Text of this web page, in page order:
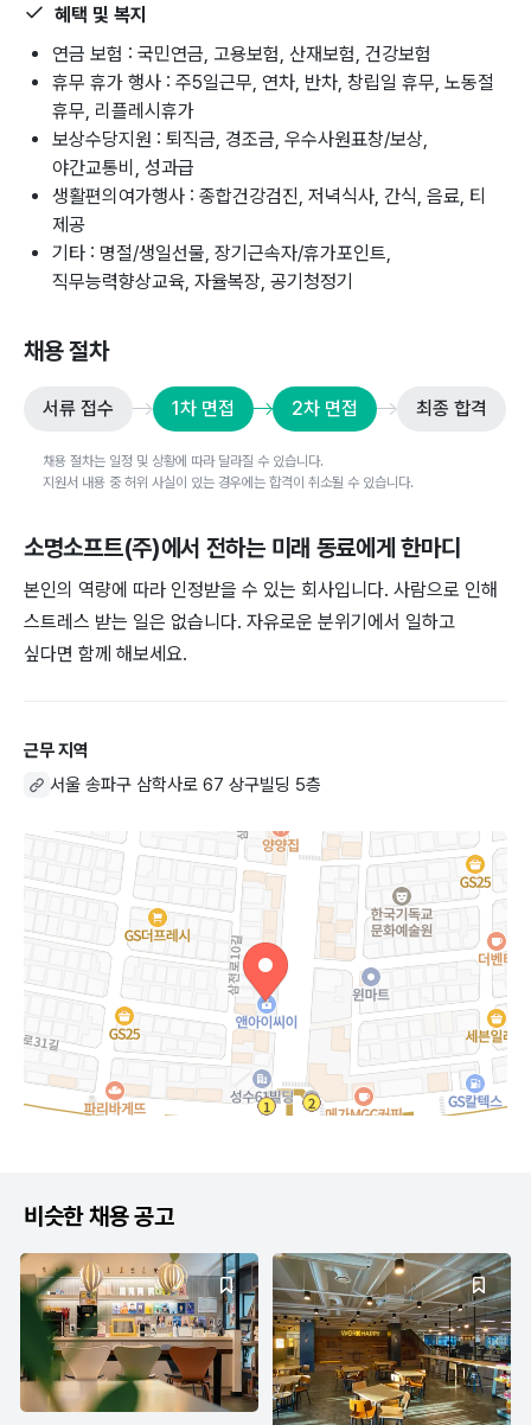
혜택 및 복지
연금 보험 : 국민연금, 고용보험, 산재보험, 건강보험
휴무 휴가 행사 : 주5일근무, 연차, 반차, 창립일 휴무, 노동절
휴무, 리플레시휴가
보상수당지원 : 퇴직금, 경조금, 우수사원표창/보상,
야간교통비, 성과급
생활편의여가행사 : 종합건강검진, 저녁식사, 간식, 음료, 티
제공
기타 : 명절/생일선물, 장기근속자/휴가포인트,
직무능력향상교육, 자율복장, 공기청정기
채용 절차
서류 접수 1차 면접 2차 면접 최종 합격
채용 절차는 일정 및 상황에 따라 달라질 수 있습니다.
지원서 내용 중 허위 사실이 있는 경우에는 합격이 취소될 수 있습니다.
소명소프트(주)에서 전하는 미래 동료에게 한마디
본인의 역량에 따라 인정받을 수 있는 회사입니다. 사람으로 인해
스트레스 받는 일은 없습니다. 자유로운 분위기에서 일하고
싶다면 함께 해보세요.
근무 지역
서울 송파구 삼학사로 67 상구빌딩 5층
비슷한 채용 공고